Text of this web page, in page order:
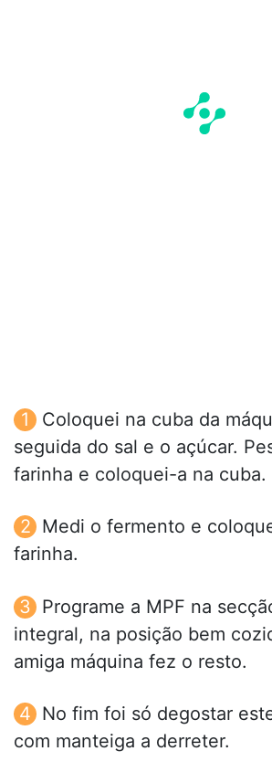
Coloquei na cuba da
seguida do sal e o açúcar.
farinha e coloquei-a na cuba.
Medi o fermento e
farinha.
Programe a MPF na
integral, na posição bem
amiga máquina fez o resto.
No fim foi só degostar
com manteiga a derreter.